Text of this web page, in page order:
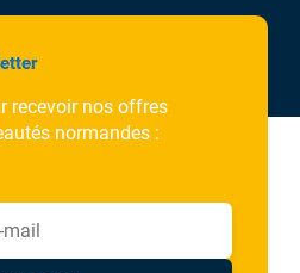
recevoir nos offres
normandes :